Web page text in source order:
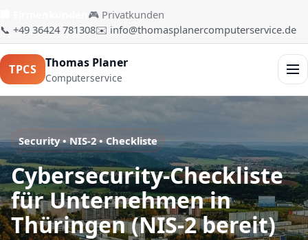
🎮 Privatkunden
📞 +49 36424 781308✉️ info@thomasplanercomputerservice.de
TPCS Thomas Planer
Computerservice
Security • NIS-2 • Checkliste
Cybersecurity-Checkliste
für Unternehmen in
Thüringen (NIS-2 bereit)